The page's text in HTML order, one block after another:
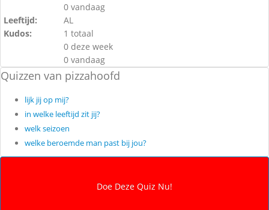
0 vandaag
Leeftijd:
AL
Kudos:
1 totaal
0 deze week
0 vandaag
Quizzen van pizzahoofd
lijk jij op mij?
in welke leeftijd zit jij?
welk seizoen
welke beroemde man past bij jou?